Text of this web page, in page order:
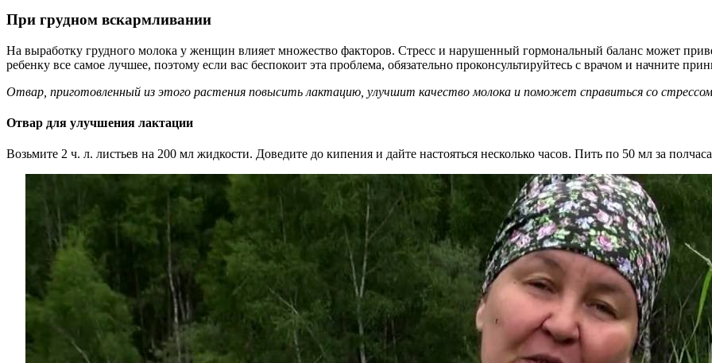
При грудном вскармливании
На выработку грудного молока у женщин влияет множество факторов. Стресс и нарушенный гормональный баланс может
ребенку все самое лучшее, поэтому если вас беспокоит эта проблема, обязательно проконсультируйтесь с врачом и начните
Отвар, приготовленный из этого растения повысить лактацию, улучшит качество молока и поможет справиться со
Отвар для улучшения лактации
Возьмите 2 ч. л. листьев на 200 мл жидкости. Доведите до кипения и дайте настояться несколько часов. Пить по 50 мл за